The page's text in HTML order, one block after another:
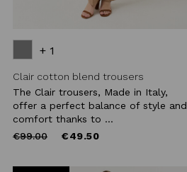
+ 1
Clair cotton blend trousers
The Clair trousers, Made in Italy,
offer a perfect balance of style and
comfort thanks to ...
Price
€99.00to €49.50